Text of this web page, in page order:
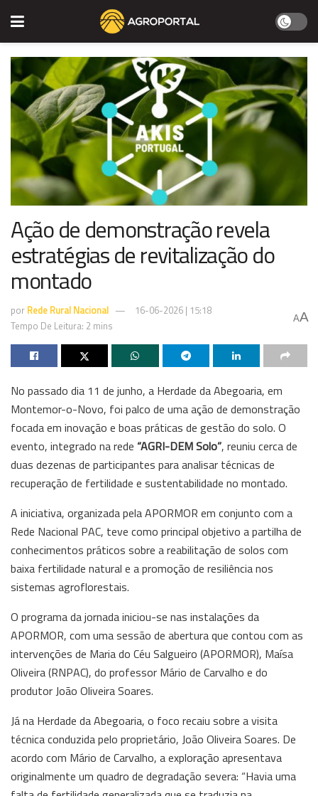
Ação de demonstração revela
estratégias de revitalização do
montado
por Rede Rural Nacional
16-06-2026 | 15:18
Tempo De Leitura: 2 mins
AA
No passado dia 11 de junho, a Herdade da Abegoaria, em
Montemor-o-Novo, foi palco de uma ação de demonstração
focada em inovação e boas práticas de gestão do solo. O
evento, integrado na rede “AGRI-DEM Solo”, reuniu cerca de
duas dezenas de participantes para analisar técnicas de
recuperação de fertilidade e sustentabilidade no montado.
A iniciativa, organizada pela APORMOR em conjunto com a
Rede Nacional PAC, teve como principal objetivo a partilha de
conhecimentos práticos sobre a reabilitação de solos com
baixa fertilidade natural e a promoção de resiliência nos
sistemas agroflorestais.
O programa da jornada iniciou-se nas instalações da
APORMOR, com uma sessão de abertura que contou com as
intervenções de Maria do Céu Salgueiro (APORMOR), Maísa
Oliveira (RNPAC), do professor Mário de Carvalho e do
produtor João Oliveira Soares.
Já na Herdade da Abegoaria, o foco recaiu sobre a visita
técnica conduzida pelo proprietário, João Oliveira Soares. De
acordo com Mário de Carvalho, a exploração apresentava
originalmente um quadro de degradação severa: “Havia uma